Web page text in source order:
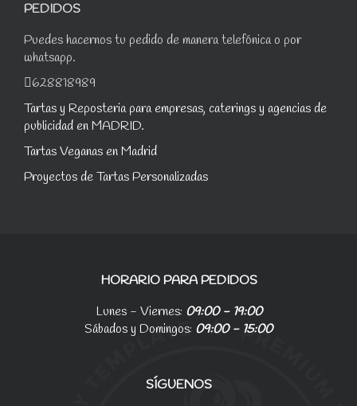
PEDIDOS
Puedes hacernos tu pedido de manera telefónica o por
whatsapp.
628818989
Tartas y Reposteria para empresas, caterings y agencias de
publicidad en MADRID.
Tartas Veganas en Madrid
Proyectos de Tartas Personalizadas
HORARIO PARA PEDIDOS
Lunes - Viernes: 09:00 - 19:00
Sábados y Domingos: 09:00 - 15:00
SÍGUENOS